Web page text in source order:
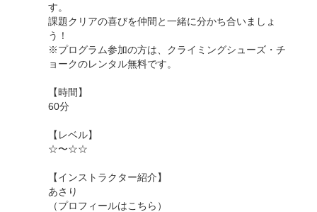
す。
課題クリアの喜びを仲間と一緒に分かち合いましょ
う！
※プログラム参加の方は、クライミングシューズ・チ
ョークのレンタル無料です。
【時間】
60分
【レベル】
☆〜☆☆
【インストラクター紹介】
あさり
（プロフィールはこちら）